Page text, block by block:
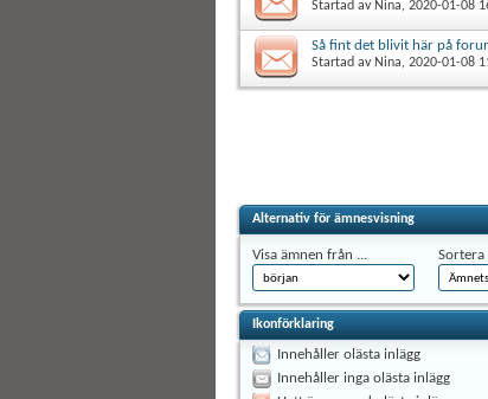
Startad av Nina, 2020-01-08
Så fint det blivit här på
Startad av Nina, 2020-01-08
Alternativ för ämnesvisning
Visa ämnen från ... Sortera
Ikonförklaring
Innehåller olästa inlägg
Innehåller inga olästa inlägg